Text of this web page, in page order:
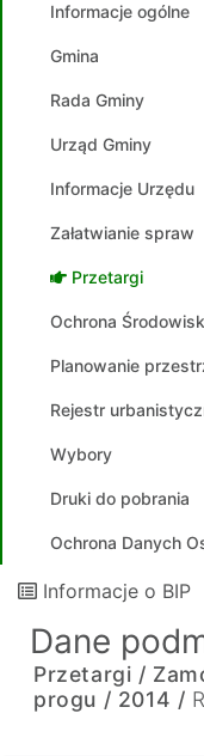
Informacje ogólne
Gmina
Rada Gminy
Urząd Gminy
Informacje Urzędu
Załatwianie spraw
Przetargi
Ochrona
Planowanie
Rejestr
Wybory
Druki do pobrania
Ochrona Danych
Informacje o BIP
Dane
Przetargi /
progu / 2014 /